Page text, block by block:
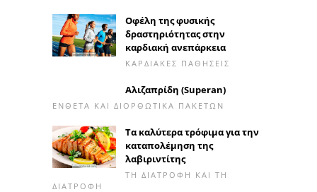
Οφέλη της φυσικής
δραστηριότητας στην
καρδιακή ανεπάρκεια
ΚΑΡΔΙΑΚΈΣ ΠΑΘΉΣΕΙΣ
Αλιζαπρίδη (Superan)
ΈΝΘΕΤΑ ΚΑΙ ΔΙΟΡΘΩΤΙΚΆ ΠΑΚΈΤΩΝ
Τα καλύτερα τρόφιμα για την
καταπολέμηση της
λαβιριντίτης
ΤΗ ΔΙΑΤΡΟΦΉ ΚΑΙ ΤΗ
ΔΙΑΤΡΟΦΉ